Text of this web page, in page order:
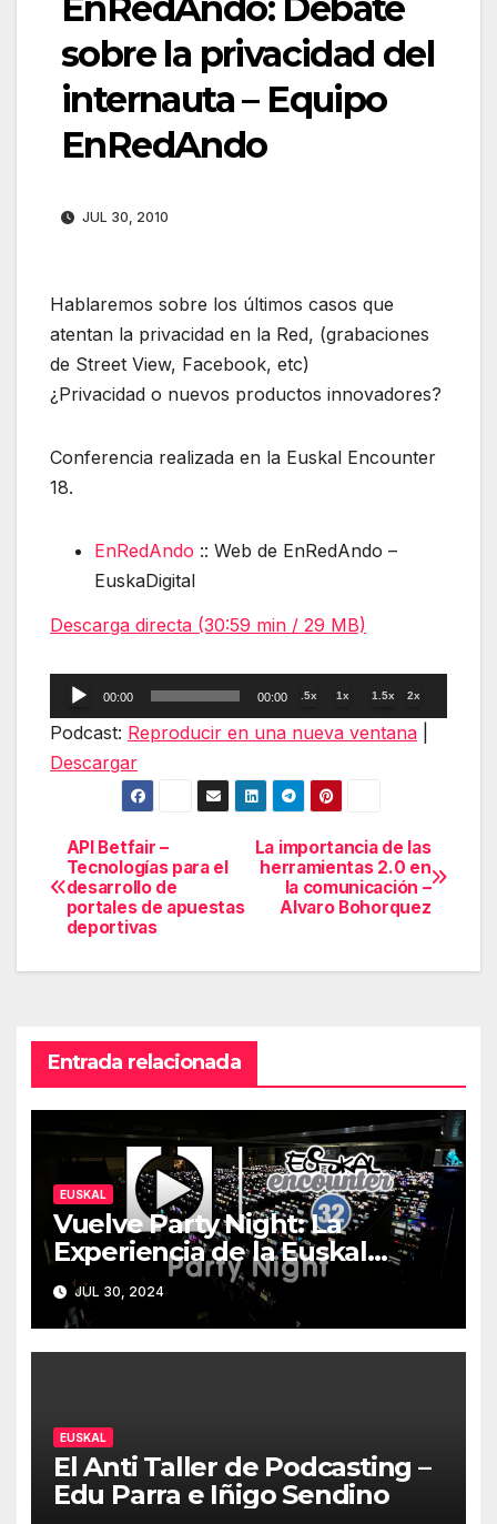
EnRedAndo: Debate
sobre la privacidad del
internauta – Equipo
EnRedAndo
JUL 30, 2010
Hablaremos sobre los últimos casos que
atentan la privacidad en la Red, (grabaciones
de Street View, Facebook, etc)
¿Privacidad o nuevos productos innovadores?
Conferencia realizada en la Euskal Encounter
18.
EnRedAndo :: Web de EnRedAndo –
EuskaDigital
Descarga directa (30:59 min / 29 MB)
Reproductor
de
00:00 00:00 .5x 1x 1.5x 2x
Podcast: Reproducir en una nueva ventana
Descargar
Navegación
de
entradas
La importancia de las
herramientas 2.0 en
la comunicación –
Alvaro Bohorquez
API Betfair –
Tecnologías para el
desarrollo de
portales de apuestas
deportivas
Entrada relacionada
EUSKAL
Vuelve Party Night: La
Experiencia de la Euskal
Encounter 32 – Party Night
2024
JUL 30, 2024
EUSKAL
El Anti Taller de Podcasting –
Edu Parra e Iñigo Sendino